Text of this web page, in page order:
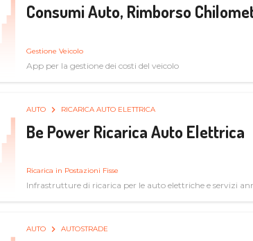
Consumi Auto, Rimborso
Gestione Veicolo
App per la gestione dei costi del veicolo
AUTO RICARICA AUTO ELETTRICA
Be Power Ricarica Auto Elettrica
Ricarica in Postazioni Fisse
Infrastrutture di ricarica per le auto elettriche e servizi
AUTO AUTOSTRADE